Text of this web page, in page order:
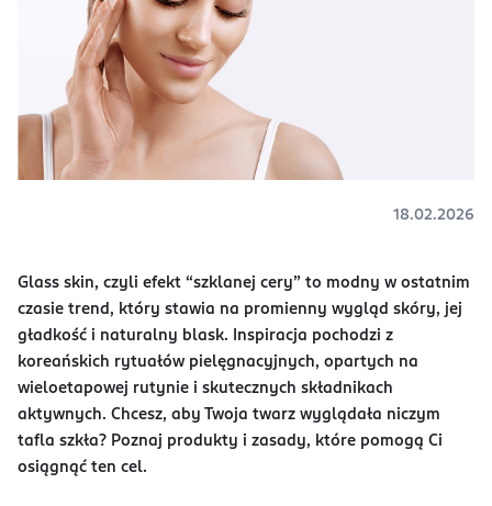
18.02.2026
Glass skin, czyli efekt “szklanej cery” to modny w ostatnim
czasie trend, który stawia na promienny wygląd skóry, jej
gładkość i naturalny blask. Inspiracja pochodzi z
koreańskich rytuałów pielęgnacyjnych, opartych na
wieloetapowej rutynie i skutecznych składnikach
aktywnych. Chcesz, aby Twoja twarz wyglądała niczym
tafla szkła? Poznaj produkty i zasady, które pomogą Ci
osiągnąć ten cel.